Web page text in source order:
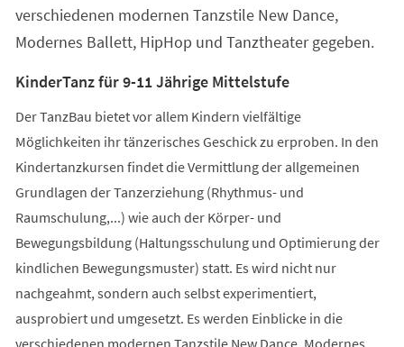
verschiedenen modernen Tanzstile New Dance,
Modernes Ballett, HipHop und Tanztheater gegeben.
KinderTanz für 9-11 Jährige Mittelstufe
Der TanzBau bietet vor allem Kindern vielfältige
Möglichkeiten ihr tänzerisches Geschick zu erproben. In den
Kindertanzkursen findet die Vermittlung der allgemeinen
Grundlagen der Tanzerziehung (Rhythmus- und
Raumschulung,...) wie auch der Körper- und
Bewegungsbildung (Haltungsschulung und Optimierung der
kindlichen Bewegungsmuster) statt. Es wird nicht nur
nachgeahmt, sondern auch selbst experimentiert,
ausprobiert und umgesetzt. Es werden Einblicke in die
verschiedenen modernen Tanzstile New Dance, Modernes